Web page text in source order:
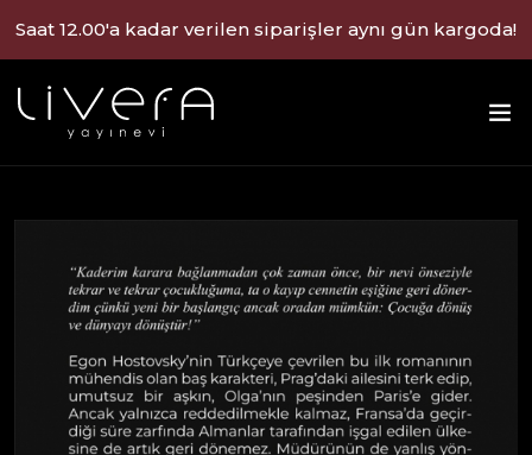
Saat 12.00'a kadar verilen siparişler aynı gün kargoda!